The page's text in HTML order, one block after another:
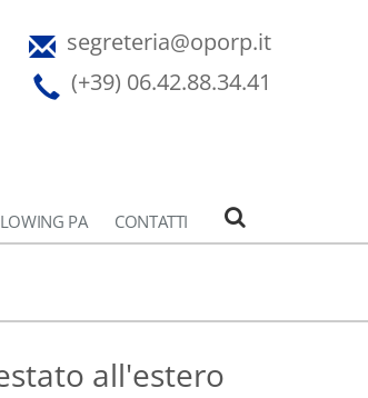
segreteria@oporp.it
(+39) 06.42.88.34.41
PA CONTATTI
all'estero